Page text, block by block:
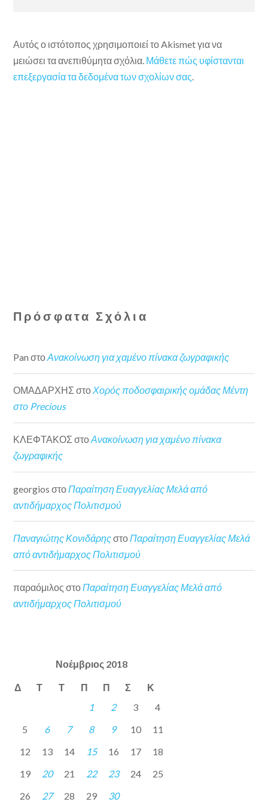
Αυτός ο ιστότοπος χρησιμοποιεί το Akismet για να
μειώσει τα ανεπιθύμητα σχόλια. Μάθετε πώς υφίστανται
επεξεργασία τα δεδομένα των σχολίων σας.
Πρόσφατα Σχόλια
Pan στοΑνακοίνωση για χαμένο πίνακα ζωγραφικής
ΟΜΑΔΑΡΧΗΣ στοΧορός ποδοσφαιρικής ομάδας Μέντη
στο Precious
ΚΛΕΦΤΑΚΟΣ στοΑνακοίνωση για χαμένο πίνακα
ζωγραφικής
georgios στο Παραίτηση Ευαγγελίας Μελά από
αντιδήμαρχος Πολιτισμού
Παναγιώτης Κονιδάρηςστο Παραίτηση Ευαγγελίας Μελά
από αντιδήμαρχος Πολιτισμού
παραόμιλος στοΠαραίτηση Ευαγγελίας Μελά από
αντιδήμαρχος Πολιτισμού
Νοέμβριος 2018
Δ Τ Τ Π Π Σ Κ
1 2 3
4
5
6 7 8 9 10
11
12
13 14 15 16 17
18
19
20 21 22 23 24
25
26
27 28 29 30